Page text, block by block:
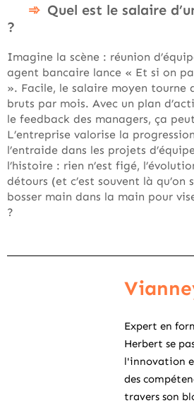
Quel est le salaire
?
Imagine la scène : réunion
agent bancaire lance « Et si on
». Facile, le salaire moyen tourne
bruts par mois. Avec un plan
le feedback des managers, ça
L’entreprise valorise la
l’entraide dans les projets
l’histoire : rien n’est figé,
détours (et c’est souvent là qu’on
bosser main dans la main pour
?
Expert en
Herbert se
l'innovation
des
travers son